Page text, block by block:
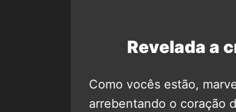
Revelada a
Como vocês estão,
arrebentando o coração